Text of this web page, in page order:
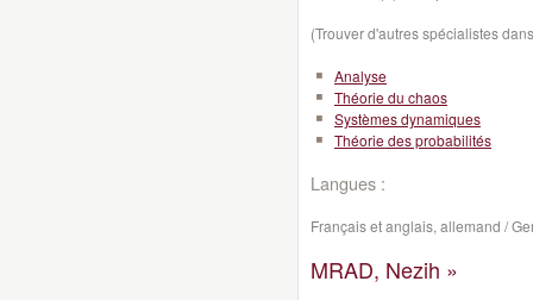
(Trouver d'autres spécialistes
Analyse
Théorie du chaos
Systèmes dynamiques
Théorie des probabilités
Langues :
Français et anglais, allemand /
MRAD, Nezih »